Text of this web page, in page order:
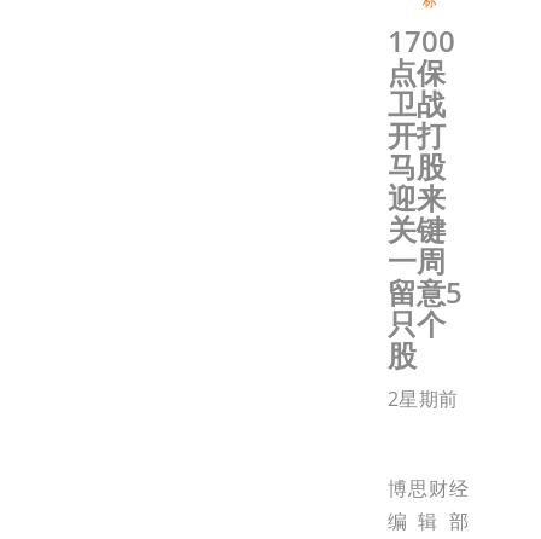
1700
点保
卫战
开打
马股
迎来
关键
一周
留意5
只个
股
2星期前
博思财经
编辑部